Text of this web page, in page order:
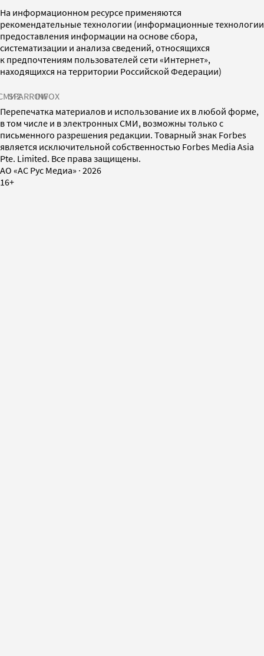
На информационном ресурсе применяются
рекомендательные технологии (информационные технологии
предоставления информации на основе сбора,
систематизации и анализа сведений, относящихся
к предпочтениям пользователей сети «Интернет»,
находящихся на территории Российской Федерации)
SPARROWINFOX
Перепечатка материалов и использование их в любой форме,
в том числе и в электронных СМИ, возможны только с
письменного разрешения редакции. Товарный знак Forbes
является исключительной собственностью Forbes Media Asia
Pte. Limited. Все права защищены.
AO «АС Рус Медиа» · 2026
16+